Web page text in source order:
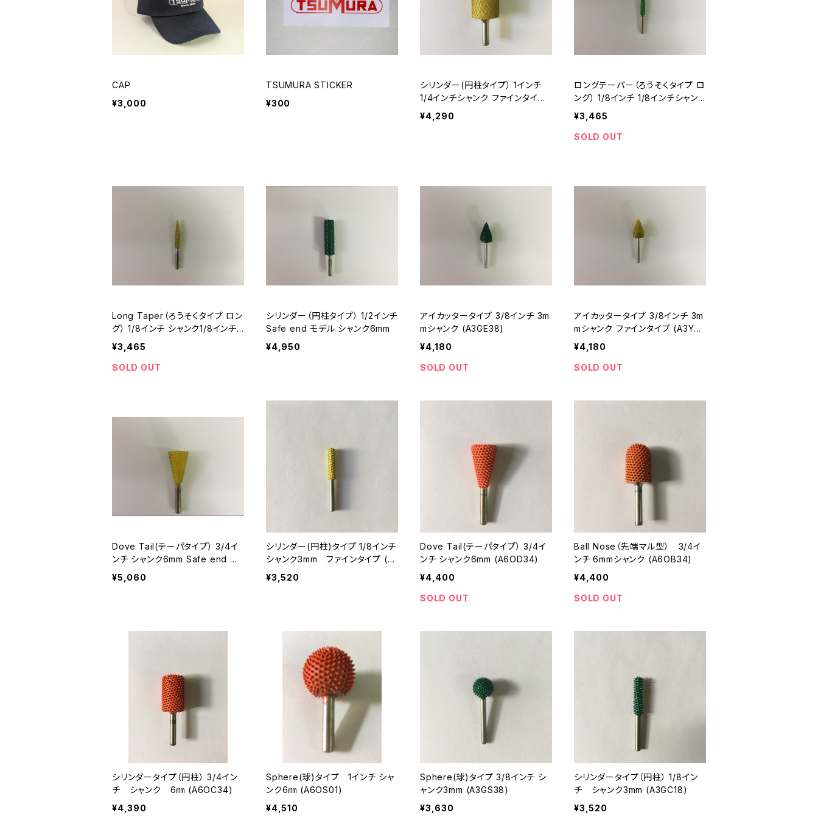
CAP
¥3,000
TSUMURA STICKER
¥300
シリンダー(円柱タイプ） 1インチ
1/4インチシャンク ファインタイプ
Safe end モデル（S4YC01）
¥4,290
ロングテーパー（ろうそくタイプ ロ
ング） 1/8インチ 1/8インチシャン
ク (A8GL18)
¥3,465
SOLD OUT
Long Taper（ろうそくタイプ ロン
グ） 1/8インチ シャンク1/8インチ
ファインタイプ （A8YL18)
¥3,465
SOLD OUT
シリンダー（円柱タイプ） 1/2インチ
Safe end モデル シャンク6mm
¥4,950
アイカッタータイプ 3/8インチ 3m
mシャンク (A3GE38)
¥4,180
SOLD OUT
アイカッタータイプ 3/8インチ 3m
mシャンク ファインタイプ (A3YE3
8)
¥4,180
SOLD OUT
Dove Tail(テーパタイプ） 3/4イ
ンチ シャンク6mm Safe end mo
del (S6YD34)
¥5,060
シリンダー(円柱)タイプ 1/8インチ
シャンク3mm ファインタイプ (A
3YC18)
¥3,520
Dove Tail(テーパタイプ） 3/4イ
ンチ シャンク6mm (A6OD34)
¥4,400
SOLD OUT
Ball Nose（先端マル型） 3/4イ
ンチ 6mmシャンク (A6OB34)
¥4,400
SOLD OUT
シリンダータイプ（円柱） 3/4イン
チ シャンク 6㎜ (A6OC34)
¥4,390
Sphere(球)タイプ 1インチ シャ
ンク6㎜ (A6OS01)
¥4,510
Sphere(球)タイプ 3/8インチ シ
ャンク3mm (A3GS38)
¥3,630
シリンダータイプ（円柱） 1/8イン
チ シャンク3mm (A3GC18)
¥3,520